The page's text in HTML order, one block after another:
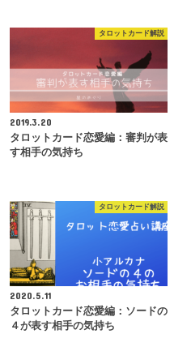
タロットカード解説
2019.3.20
タロットカード恋愛編：審判が表
す相手の気持ち
タロットカード解説
2020.5.11
タロットカード恋愛編：ソードの
４が表す相手の気持ち